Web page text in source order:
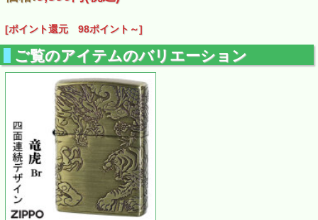
[ポイント還元 98ポイント～]
ご覧のアイテムのバリエーション